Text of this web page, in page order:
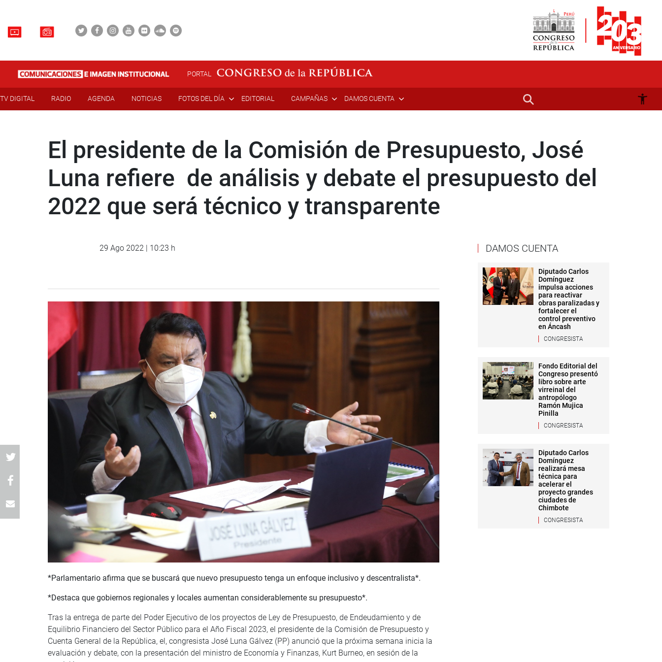
PORTAL
TV DIGITAL RADIO AGENDA NOTICIAS FOTOS DEL DÍA EDITORIAL CAMPAÑAS DAMOS CUENTA
El presidente de la Comisión de Presupuesto, José
Luna refiere de análisis y debate el presupuesto del
2022 que será técnico y transparente
29 Ago 2022 | 10:23 h
*Parlamentario afirma que se buscará que nuevo presupuesto tenga un enfoque inclusivo y descentralista*.
*Destaca que gobiernos regionales y locales aumentan considerablemente su presupuesto*.
Tras la entrega de parte del Poder Ejecutivo de los proyectos de Ley de Presupuesto, de Endeudamiento y de
Equilibrio Financiero del Sector Público para el Año Fiscal 2023, el presidente de la Comisión de Presupuesto y
Cuenta General de la República, el, congresista José Luna Gálvez (PP) anunció que la próxima semana inicia la
evaluación y debate, con la presentación del ministro de Economía y Finanzas, Kurt Burneo, en sesión de la
DAMOS CUENTA
Diputado Carlos
Domínguez
impulsa acciones
para reactivar
obras paralizadas y
fortalecer el
control preventivo
en Áncash
CONGRESISTA
Fondo Editorial del
Congreso presentó
libro sobre arte
virreinal del
antropólogo
Ramón Mujica
Pinilla
CONGRESISTA
Diputado Carlos
Domínguez
realizará mesa
técnica para
acelerar el
proyecto grandes
ciudades de
Chimbote
CONGRESISTA